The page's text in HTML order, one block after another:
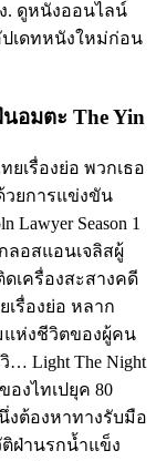
. ดูหนังออนไลน์
ปเดทหนังใหม่ก่อน
อมตะ The Yin
ยเรื่องย่อ พวกเธอ
วยการแข่งขัน
Season 1
ลอสแอนเจลิสผู้
เครื่องสะสางคดี
เรื่องย่อ หลาก
แห่งชีวิตของผู้คน
Light The Night
องไทเปยุค 80
ต้องหาทางรับมือ
ติฝ่านรกน้ำแข็ง